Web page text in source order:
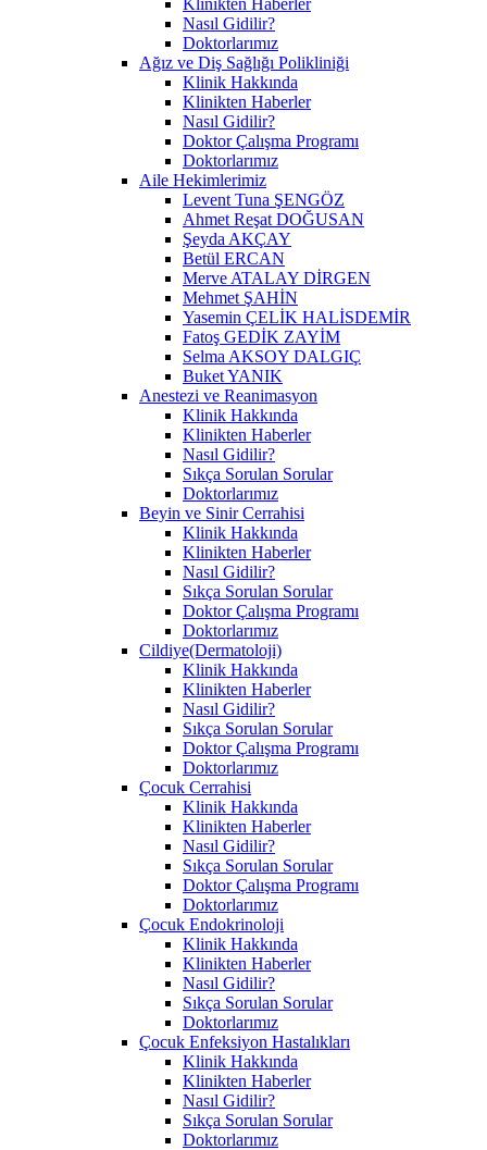
Nasıl Gidilir?
Doktorlarımız
Ağız ve Diş Sağlığı Polikliniği
Klinik Hakkında
Klinikten Haberler
Nasıl Gidilir?
Doktor Çalışma Programı
Doktorlarımız
Aile Hekimlerimiz
Levent Tuna ŞENGÖZ
Ahmet Reşat DOĞUSAN
Şeyda AKÇAY
Betül ERCAN
Merve ATALAY DİRGEN
Mehmet ŞAHİN
Yasemin ÇELİK HALİSDEMİR
Fatoş GEDİK ZAYİM
Selma AKSOY DALGIÇ
Buket YANIK
Anestezi ve Reanimasyon
Klinik Hakkında
Klinikten Haberler
Nasıl Gidilir?
Sıkça Sorulan Sorular
Doktorlarımız
Beyin ve Sinir Cerrahisi
Klinik Hakkında
Klinikten Haberler
Nasıl Gidilir?
Sıkça Sorulan Sorular
Doktor Çalışma Programı
Doktorlarımız
Cildiye(Dermatoloji)
Klinik Hakkında
Klinikten Haberler
Nasıl Gidilir?
Sıkça Sorulan Sorular
Doktor Çalışma Programı
Doktorlarımız
Çocuk Cerrahisi
Klinik Hakkında
Klinikten Haberler
Nasıl Gidilir?
Sıkça Sorulan Sorular
Doktor Çalışma Programı
Doktorlarımız
Çocuk Endokrinoloji
Klinik Hakkında
Klinikten Haberler
Nasıl Gidilir?
Sıkça Sorulan Sorular
Doktorlarımız
Çocuk Enfeksiyon Hastalıkları
Klinik Hakkında
Klinikten Haberler
Nasıl Gidilir?
Sıkça Sorulan Sorular
Doktorlarımız